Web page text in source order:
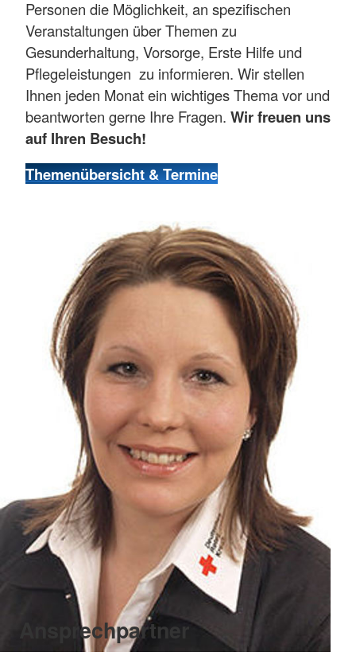
Personen die Möglichkeit, an spezifischen
Veranstaltungen über Themen zu
Gesunderhaltung, Vorsorge, Erste Hilfe und
Pflegeleistungen zu informieren. Wir stellen
Ihnen jeden Monat ein wichtiges Thema vor und
beantworten gerne Ihre Fragen. Wir freuen uns
auf Ihren Besuch!
Themenübersicht & Termine
Ansprechpartner